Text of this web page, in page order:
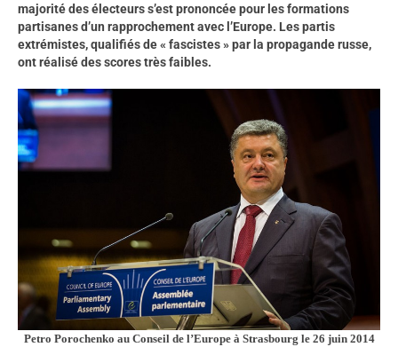
majorité des électeurs s’est prononcée pour les formations
partisanes d’un rapprochement avec l’Europe. Les partis
extrémistes, qualifiés de « fascistes » par la propagande russe,
ont réalisé des scores très faibles.
Petro Porochenko au Conseil de l’Europe à Strasbourg le 26 juin 2014